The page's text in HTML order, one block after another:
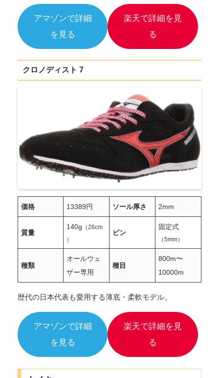
アマゾンで詳細
を見る
楽天で詳細を見
る
クロノディスト 7
価格 13389円 ソール厚さ 2mm
質量
140g （26cm
）
ピン
固定式
（5mm）
種類
オールウェ
ザー専用
種目
800m〜
10000m
歴代の日本代表も愛用する薄底・柔軟モデル。
アマゾンで詳細
を見る
楽天で詳細を見
る